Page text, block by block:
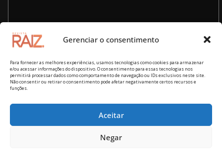
Gerenciar o consentimento
Para fornecer as melhores experiências, usamos tecnologias como cookies para armazenar
e/ou acessar informações do dispositivo. O consentimento para essas tecnologias nos
permitirá processar dados como comportamento de navegação ou IDs exclusivos neste site.
Não consentir ou retirar o consentimento pode afetar negativamente certos recursos e
funções.
Aceitar
Negar
direitos reservados.